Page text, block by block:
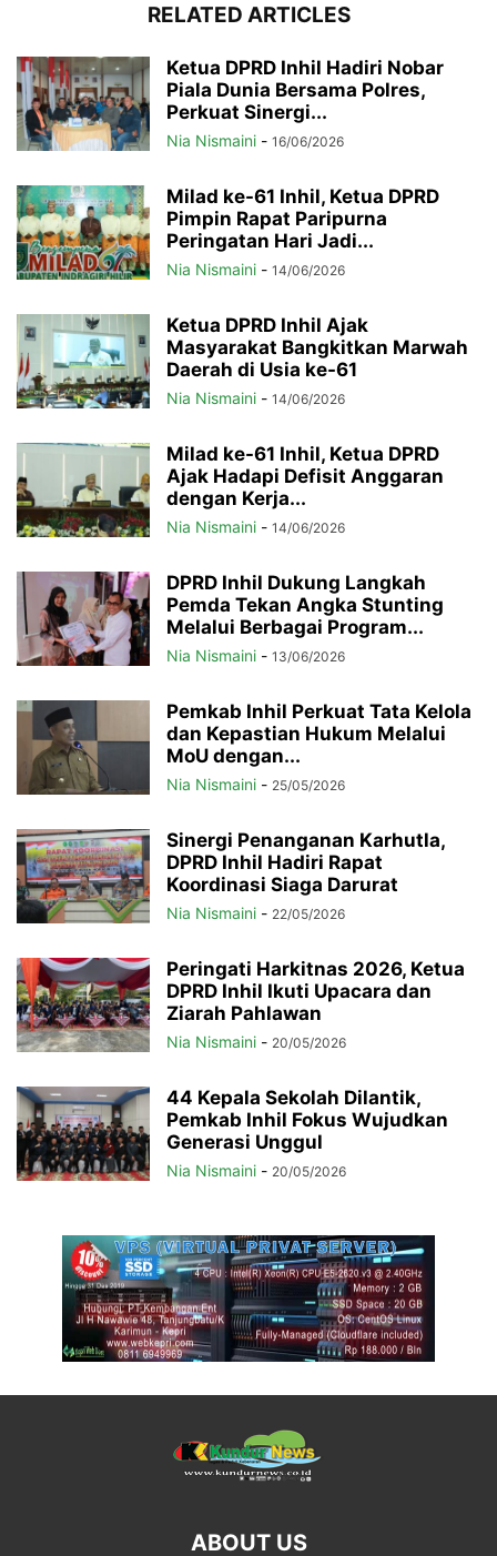
RELATED ARTICLES
Ketua DPRD Inhil Hadiri Nobar
Piala Dunia Bersama Polres,
Perkuat Sinergi...
Nia Nismaini - 16/06/2026
Milad ke-61 Inhil, Ketua DPRD
Pimpin Rapat Paripurna
Peringatan Hari Jadi...
Nia Nismaini - 14/06/2026
Ketua DPRD Inhil Ajak
Masyarakat Bangkitkan Marwah
Daerah di Usia ke-61
Nia Nismaini - 14/06/2026
Milad ke-61 Inhil, Ketua DPRD
Ajak Hadapi Defisit Anggaran
dengan Kerja...
Nia Nismaini - 14/06/2026
DPRD Inhil Dukung Langkah
Pemda Tekan Angka Stunting
Melalui Berbagai Program...
Nia Nismaini - 13/06/2026
Pemkab Inhil Perkuat Tata Kelola
dan Kepastian Hukum Melalui
MoU dengan...
Nia Nismaini - 25/05/2026
Sinergi Penanganan Karhutla,
DPRD Inhil Hadiri Rapat
Koordinasi Siaga Darurat
Nia Nismaini - 22/05/2026
Peringati Harkitnas 2026, Ketua
DPRD Inhil Ikuti Upacara dan
Ziarah Pahlawan
Nia Nismaini - 20/05/2026
44 Kepala Sekolah Dilantik,
Pemkab Inhil Fokus Wujudkan
Generasi Unggul
Nia Nismaini - 20/05/2026
ABOUT US